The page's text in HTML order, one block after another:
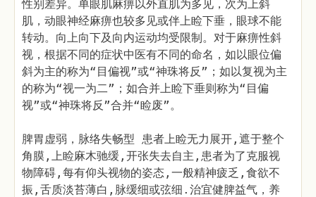
性别差异。单眼肌麻痹以外直肌为多见，次为上斜
肌，动眼神经麻痹也较多见或伴上睑下垂，眼球不能
转动。向上向下及向内运动均受限制。对于麻痹性斜
视，根据不同的症状中医有不同的命名，如以眼位偏
斜为主的称为“目偏视”或“神珠将反”；如以复视为主
的称为“视一为二”；如合并上睑下垂则称为“目偏
视”或“神珠将反”合并“睑废”。
脾胃虚弱，脉络失畅型 患者上睑无力展开,遮于整个
角膜,上睑麻木驰缓,开张失去自主,患者为了克服视
物障碍,每有仰头视物的姿态,一般精神疲乏,食欲不
振,舌质淡苔薄白,脉缓细或弦细.治宜健脾益气，养